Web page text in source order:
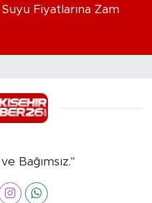
Suyu Fiyatlarına Zam
Bağımsız."